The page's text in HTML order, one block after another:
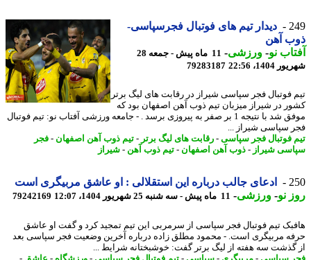
دیدار تیم های فوتبال فجرسپاسی-
آهن
نو- ورزشی-
11 ماه پیش - جمعه 28
22:56
79283187
فوتبال فجر سپاسی شیراز در رقابت های لیگ برتر
در شیراز میزبان تیم ذوب آهن اصفهان بود که
موفق شد با نتیجه 1 بر صفر به پیروزی برسد . - جامعه ورزشی آفتاب نو: تیم فوتبال
سپاسی شیراز ...
فوتبال فجر سپاسی-رقابت های لیگ برتر - تیم ذوب آهن اصفهان-فجر
شیراز- ذوب آهن اصفهان-تیم ذوب آهن -شیراز
ادعای جالب درباره این استقلالی : او عاشق مربیگری است
نو- ورزشی-11 ماه پیش - سه شنبه 25 شهریور 1404، 12:07 79242169
تیم فوتبال فجر سپاسی از سرمربی این تیم تمجید کرد و گفت او عاشق
مربیگری است. - محمود مطلق زاده درباره آخرین وضعیت فجر سپاسی بعد
سه هفته از لیگ برتر گفت: خوشبختانه شرایط ...